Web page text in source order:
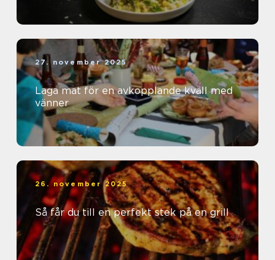
27. november 2025
Laga mat för en avkopplande kväll med
vänner
26. november 2025
Så får du till en perfekt stek på en grill